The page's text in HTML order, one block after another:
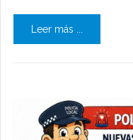
Leer más ...